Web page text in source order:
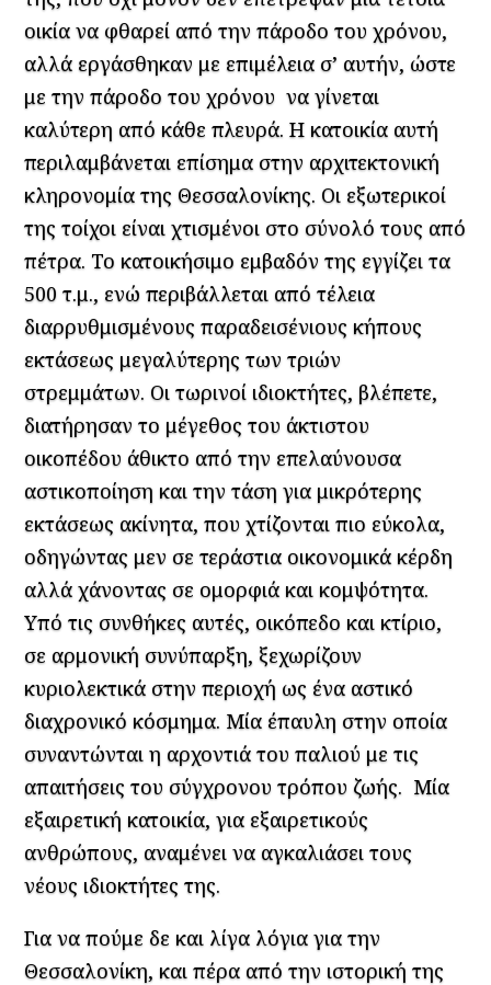
οικία να φθαρεί από την πάροδο του χρόνου,
αλλά εργάσθηκαν με επιμέλεια σ’ αυτήν, ώστε
με την πάροδο του χρόνου να γίνεται
καλύτερη από κάθε πλευρά. Η κατοικία αυτή
περιλαμβάνεται επίσημα στην αρχιτεκτονική
κληρονομία της Θεσσαλονίκης. Οι εξωτερικοί
της τοίχοι είναι χτισμένοι στο σύνολό τους από
πέτρα. Το κατοικήσιμο εμβαδόν της εγγίζει τα
500 τ.μ., ενώ περιβάλλεται από τέλεια
διαρρυθμισμένους παραδεισένιους κήπους
εκτάσεως μεγαλύτερης των τριών
στρεμμάτων. Οι τωρινοί ιδιοκτήτες, βλέπετε,
διατήρησαν το μέγεθος του άκτιστου
οικοπέδου άθικτο από την επελαύνουσα
αστικοποίηση και την τάση για μικρότερης
εκτάσεως ακίνητα, που χτίζονται πιο εύκολα,
οδηγώντας μεν σε τεράστια οικονομικά κέρδη
αλλά χάνοντας σε ομορφιά και κομψότητα.
Υπό τις συνθήκες αυτές, οικόπεδο και κτίριο,
σε αρμονική συνύπαρξη, ξεχωρίζουν
κυριολεκτικά στην περιοχή ως ένα αστικό
διαχρονικό κόσμημα. Μία έπαυλη στην οποία
συναντώνται η αρχοντιά του παλιού με τις
απαιτήσεις του σύγχρονου τρόπου ζωής. Μία
εξαιρετική κατοικία, για εξαιρετικούς
ανθρώπους, αναμένει να αγκαλιάσει τους
νέους ιδιοκτήτες της.
Για να πούμε δε και λίγα λόγια για την
Θεσσαλονίκη, και πέρα από την ιστορική της